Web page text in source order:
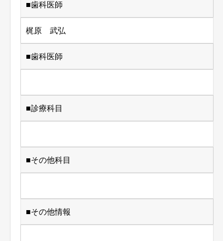
■歯科医師
梶原 武弘
■歯科医師
■診療科目
■その他科目
■その他情報